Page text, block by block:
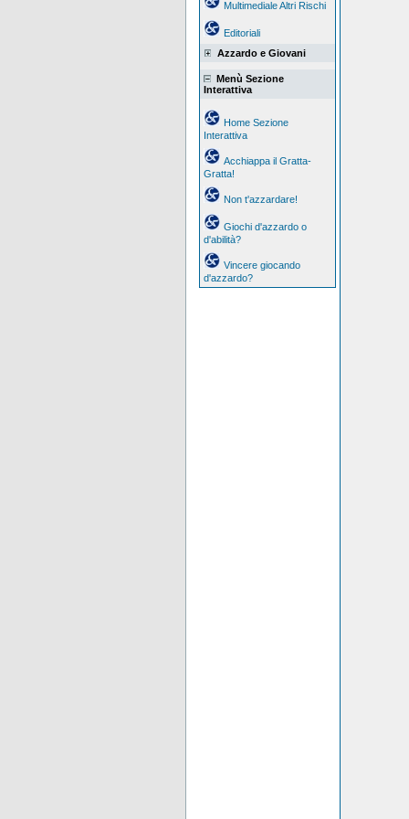
Multimediale Altri Rischi
Editoriali
Azzardo e Giovani
Menù Sezione
Interattiva
Home Sezione
Interattiva
Acchiappa il Gratta-
Gratta!
Non t'azzardare!
Giochi d'azzardo o
d'abilità?
Vincere giocando
d'azzardo?